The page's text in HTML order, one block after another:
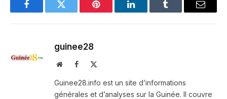
FacebookTwitter Pinterest LinkedInTumblr Email
guinee28
WebsiteFacebook
Guinee28.info est un site d’informations
générales et d’analyses sur la Guinée. Il couvre